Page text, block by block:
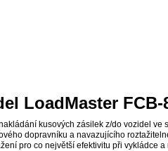
LoadMaster FCB-
kusových zásilek z/do vozidel ve
dopravníku a navazujícího
pro co největší efektivitu při vykládce